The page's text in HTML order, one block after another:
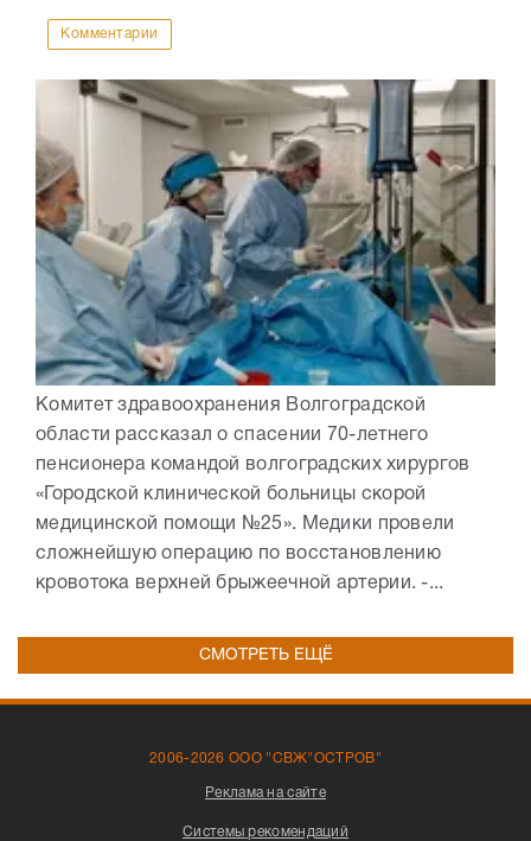
Комментарии
Комитет здравоохранения Волгоградской
области рассказал о спасении 70-летнего
пенсионера командой волгоградских хирургов
«Городской клинической больницы скорой
медицинской помощи №25». Медики провели
сложнейшую операцию по восстановлению
кровотока верхней брыжеечной артерии. -...
СМОТРЕТЬ ЕЩЁ
2006-2026 ООО "СВЖ"ОСТРОВ"
Реклама на сайте
Системы рекомендаций